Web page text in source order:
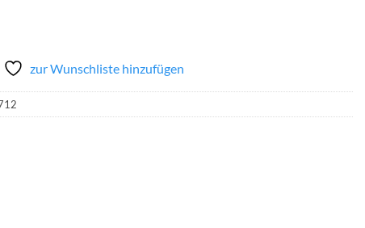
zur Wunschliste hinzufügen